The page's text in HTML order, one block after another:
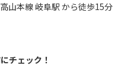
山本線 岐阜駅 から徒歩15分
チェック！